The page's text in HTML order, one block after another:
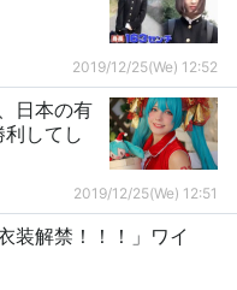
2019/12/25(We) 12:52
日本の有
してし
2019/12/25(We) 12:51
装解禁！！！」ワイ